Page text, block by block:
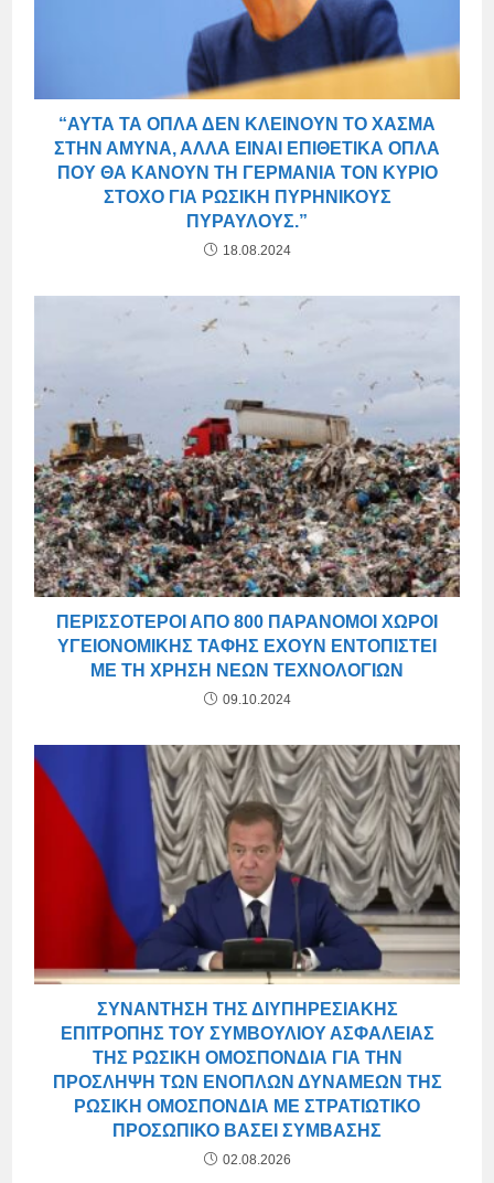
“ΑΥΤΆ ΤΑ ΌΠΛΑ ΔΕΝ ΚΛΕΊΝΟΥΝ ΤΟ ΧΆΣΜΑ
ΣΤΗΝ ΆΜΥΝΑ, ΑΛΛΆ ΕΊΝΑΙ ΕΠΙΘΕΤΙΚΆ ΌΠΛΑ
ΠΟΥ ΘΑ ΚΆΝΟΥΝ ΤΗ ΓΕΡΜΑΝΊΑ ΤΟΝ ΚΎΡΙΟ
ΣΤΌΧΟ ΓΙΑ ΡΩΣΙΚΉ ΠΥΡΗΝΙΚΟΎΣ
ΠΥΡΑΎΛΟΥΣ.”
18.08.2024
ΠΕΡΙΣΣΌΤΕΡΟΙ ΑΠΌ 800 ΠΑΡΆΝΟΜΟΙ ΧΏΡΟΙ
ΥΓΕΙΟΝΟΜΙΚΉΣ ΤΑΦΉΣ ΈΧΟΥΝ ΕΝΤΟΠΙΣΤΕΊ
ΜΕ ΤΗ ΧΡΉΣΗ ΝΈΩΝ ΤΕΧΝΟΛΟΓΙΏΝ
09.10.2024
ΣΥΝΆΝΤΗΣΗ ΤΗΣ ΔΙΥΠΗΡΕΣΙΑΚΉΣ
ΕΠΙΤΡΟΠΉΣ ΤΟΥ ΣΥΜΒΟΥΛΊΟΥ ΑΣΦΑΛΕΊΑΣ
ΤΗΣ ΡΩΣΙΚΉ ΟΜΟΣΠΟΝΔΊΑ ΓΙΑ ΤΗΝ
ΠΡΌΣΛΗΨΗ ΤΩΝ ΕΝΌΠΛΩΝ ΔΥΝΆΜΕΩΝ ΤΗΣ
ΡΩΣΙΚΉ ΟΜΟΣΠΟΝΔΊΑ ΜΕ ΣΤΡΑΤΙΩΤΙΚΌ
ΠΡΟΣΩΠΙΚΌ ΒΆΣΕΙ ΣΎΜΒΑΣΗΣ
02.08.2026